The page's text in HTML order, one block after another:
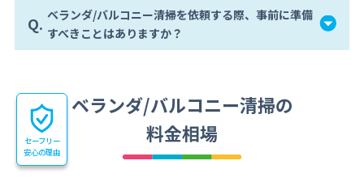
Q. ベランダ/バルコニー清掃を依頼する際、事前に準備
すべきことはありますか？
ベランダ/バルコニー清掃の
料金相場
セーフリー
安心の理由